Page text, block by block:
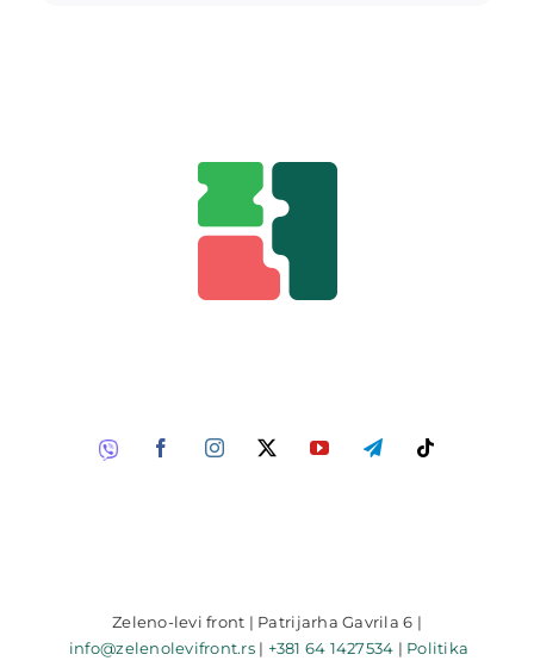
Zeleno-levi front | Patrijarha Gavrila 6 |
info@zelenolevifront.rs| +381 64 1427534 | Politika